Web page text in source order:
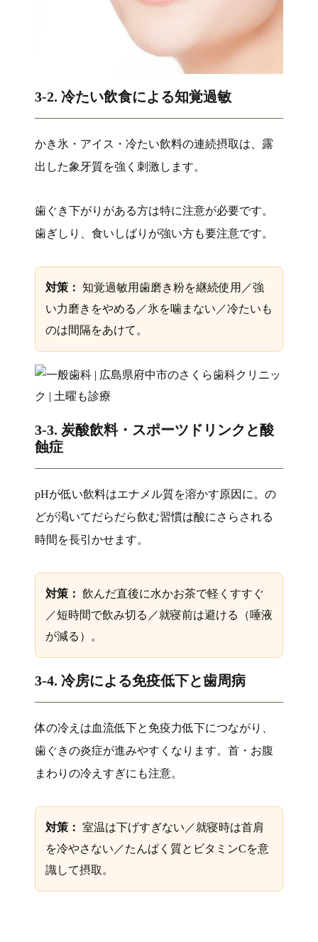
3-2. 冷たい飲食による知覚過敏
かき氷・アイス・冷たい飲料の連続摂取は、露
出した象牙質を強く刺激します。
歯ぐき下がりがある方は特に注意が必要です。
歯ぎしり、食いしばりが強い方も要注意です。
対策： 知覚過敏用歯磨き粉を継続使用／強
い力磨きをやめる／氷を噛まない／冷たいも
のは間隔をあけて。
3-3. 炭酸飲料・スポーツドリンクと酸
蝕症
pHが低い飲料はエナメル質を溶かす原因に。の
どが渇いてだらだら飲む習慣は酸にさらされる
時間を長引かせます。
対策： 飲んだ直後に水かお茶で軽くすすぐ
／短時間で飲み切る／就寝前は避ける（唾液
が減る）。
3-4. 冷房による免疫低下と歯周病
体の冷えは血流低下と免疫力低下につながり、
歯ぐきの炎症が進みやすくなります。首・お腹
まわりの冷えすぎにも注意。
対策： 室温は下げすぎない／就寝時は首肩
を冷やさない／たんぱく質とビタミンCを意
識して摂取。